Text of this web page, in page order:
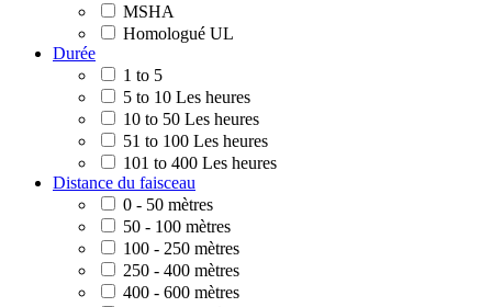
MSHA
Homologué UL
Durée
1 to 5
5 to 10 Les heures
10 to 50 Les heures
51 to 100 Les heures
101 to 400 Les heures
Distance du faisceau
0 - 50 mètres
50 - 100 mètres
100 - 250 mètres
250 - 400 mètres
400 - 600 mètres